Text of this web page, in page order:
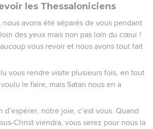
les Thessaloniciens
avons été séparés de vous pendant
des yeux mais non pas loin du cœur !
vous revoir et nous avons tout fait
vous rendre visite plusieurs fois, en tout
voulu le faire, mais Satan nous en a
d’espérer, notre joie, c’est vous. Quand
Christ viendra, vous serez pour nous la